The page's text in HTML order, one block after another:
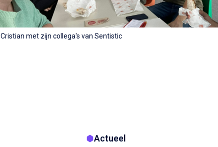
Cristian met zijn collega's van Sentistic
Actueel